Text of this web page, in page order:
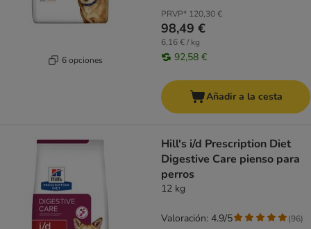
6 opciones
PRVP* 120,30 €
98,49 €
6,16 € / kg
92,58 €
Añadir a la cesta
Hill's i/d Prescription Diet
Digestive Care pienso para
perros
12 kg
Valoración: 4.9/5 (96)